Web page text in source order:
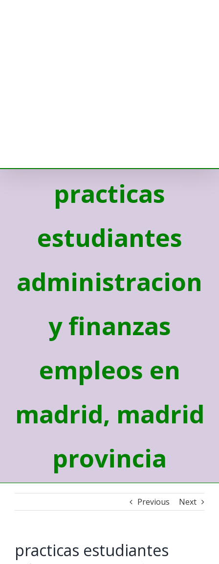
practicas
estudiantes
administracion
y finanzas
empleos en
madrid, madrid
provincia
Previous Next
practicas estudiantes